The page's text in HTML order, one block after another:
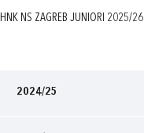
HNK NS ZAGREB JUNIORI 2025/26
2024/25